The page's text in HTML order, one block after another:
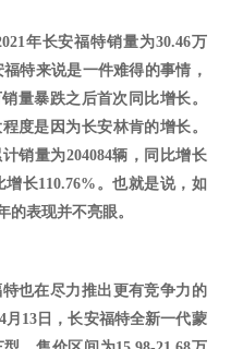
年长安福特销量为30.46万
特来说是一件难得的事情，
量暴跌之后首次同比增长。
度是因为长安林肯的增长。
销量为204084辆，同比增长
增长110.76%。也就是说，如
的表现并不亮眼。
也在尽力推出更有竞争力的
4月13日，长安福特全新一代蒙